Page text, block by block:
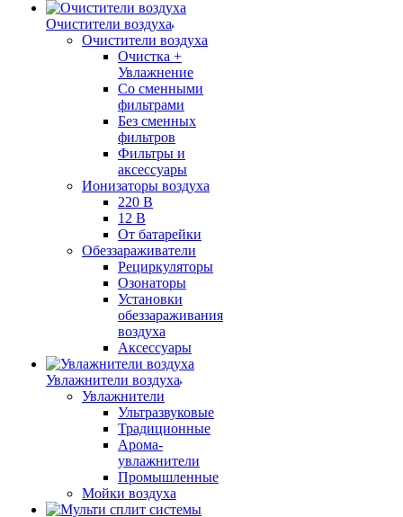
Очистители воздуха
Очистители воздуха
Очистка +
Увлажнение
Cо сменными
фильтрами
Без сменных
фильтров
Фильтры и
аксессуары
Ионизаторы воздуха
220 В
12 В
От батарейки
Обеззараживатели
Рециркуляторы
Озонаторы
Установки
обеззараживания
воздуха
Аксессуары
Увлажнители воздуха
Увлажнители
Ультразвуковые
Традиционные
Арома-
увлажнители
Промышленные
Мойки воздуха